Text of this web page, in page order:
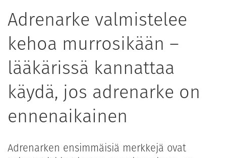
Adrenarke valmistelee
kehoa murrosikään –
lääkärissä kannattaa
käydä, jos adrenarke on
ennenaikainen
Adrenarken ensimmäisiä merkkejä ovat